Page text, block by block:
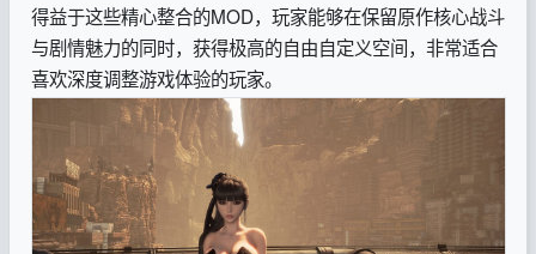
得益于这些精心整合的MOD，玩家能够在保留原作核心战斗
与剧情魅力的同时，获得极高的自由自定义空间，非常适合
喜欢深度调整游戏体验的玩家。